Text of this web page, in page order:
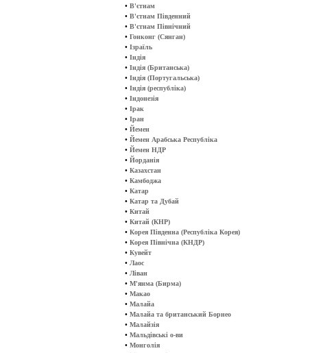
• В'єтнам
• В'єтнам Південний
• В'єтнам Північний
• Гонконг (Сянган)
• Ізраїль
• Індія
• Індія (Британська)
• Індія (Португальська)
• Індія (республіка)
• Індонезія
• Ірак
• Іран
• Йемен
• Йемен Арабська Республіка
• Йемен НДР
• Йорданія
• Казахстан
• Камбоджа
• Катар
• Катар та Дубай
• Китай
• Китай (КНР)
• Корея Південна (Республіка Корея)
• Корея Північна (КНДР)
• Кувейт
• Лаос
• Ліван
• М'янма (Бирма)
• Макао
• Малайа
• Малайа та британський Борнео
• Малайзія
• Мальдівські о-ви
• Монголія